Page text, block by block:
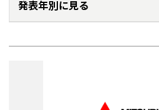
発表年別に見る